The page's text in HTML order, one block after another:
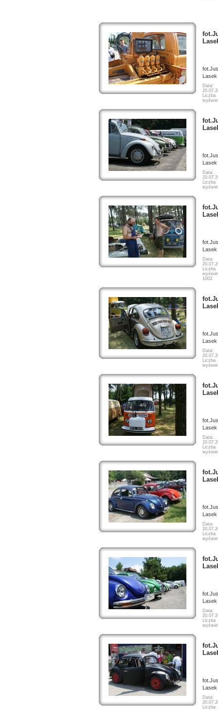
Lasek
Data:
Liczba
Lasek
Data:
Liczba
Lasek
Data:
Liczba
1002
Lasek
Data:
Liczba
Lasek
Data:
Liczba
Lasek
Data:
Liczba
Lasek
Data:
Liczba
Lasek
Data:
Liczba